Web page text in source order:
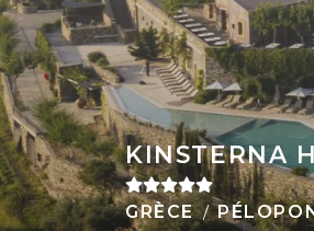
KINSTERNA
GRÈCE